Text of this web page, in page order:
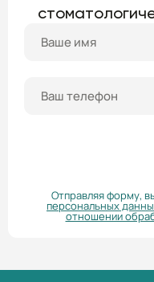
Отправляя форму,
персональных
отношении